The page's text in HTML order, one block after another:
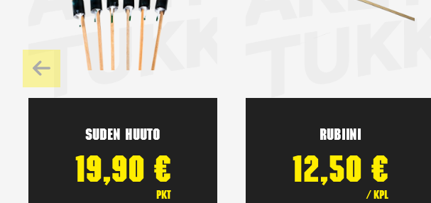
Suden huuto
19,90 €
pkt
Rubiini
12,50 €
/ kpl